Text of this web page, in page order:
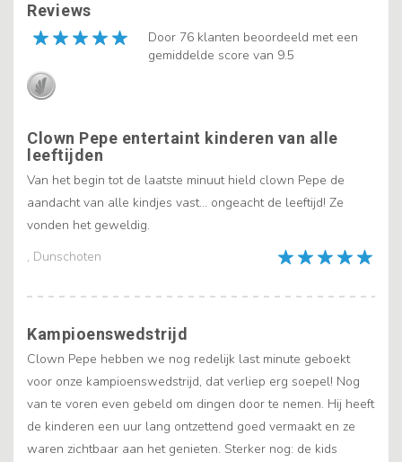
Reviews
Door 76 klanten beoordeeld met een
gemiddelde score van 9.5
, Dunschoten
Clown Pepe entertaint kinderen van alle
leeftijden
Van het begin tot de laatste minuut hield clown Pepe de
aandacht van alle kindjes vast... ongeacht de leeftijd! Ze
vonden het geweldig.
Kampioenswedstrijd
Clown Pepe hebben we nog redelijk last minute geboekt
voor onze kampioenswedstrijd, dat verliep erg soepel! Nog
van te voren even gebeld om dingen door te nemen. Hij heeft
de kinderen een uur lang ontzettend goed vermaakt en ze
waren zichtbaar aan het genieten. Sterker nog: de kids